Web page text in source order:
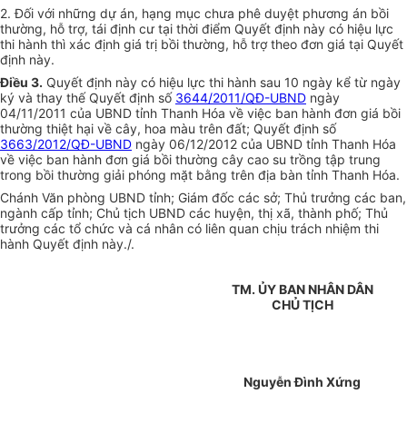
2. Đối với những dự án, hạng mục chưa phê duyệt phương án bồi
thường, hỗ trợ, tái định cư tại thời điểm Quyết định này có hiệu lực
thi hành thì xác định giá trị bồi thường, hỗ trợ theo đơn giá tại Quyết
định này.
Điều 3. Quyết định này có hiệu lực thi hành sau 10 ngày kể từ ngày
ký và thay thế Quyết định số 3644/2011/QĐ-UBND ngày
04/11/2011 của UBND tỉnh Thanh Hóa về việc ban hành đơn giá bồi
thường thiệt hại về cây, hoa màu trên đất; Quyết định số
3663/2012/QĐ-UBND ngày 06/12/2012 của UBND tỉnh Thanh Hóa
về việc ban hành đơn giá bồi thường cây cao su trồng tập trung
trong bồi thường giải phóng mặt bằng trên địa bàn tỉnh Thanh Hóa.
Chánh Văn phòng UBND tỉnh; Giám đốc các sở; Thủ trưởng các ban,
ngành cấp tỉnh; Chủ tịch UBND các huyện, thị xã, thành phố; Thủ
trưởng các tổ chức và cá nhân có liên quan chịu trách nhiệm thi
hành Quyết định này./.
TM. ỦY BAN NHÂN DÂN
CHỦ TỊCH
Nguyễn Đình Xứng